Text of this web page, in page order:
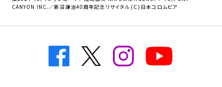
CANYON INC.／新沼謙治40周年記念リサイタル (Ｃ)日本コロムビア